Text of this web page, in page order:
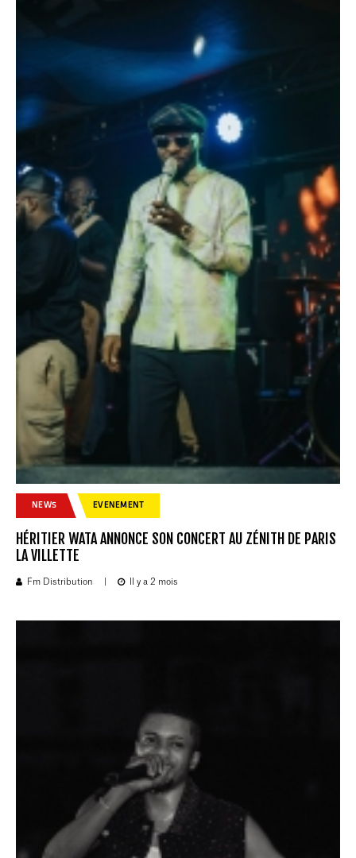
NEWS EVENEMENT
HÉRITIER WATA ANNONCE SON CONCERT AU ZÉNITH DE PARIS
LA VILLETTE
Fm Distribution Il y a 2 mois